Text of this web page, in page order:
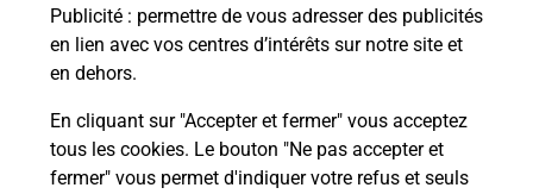
Publicité : permettre de vous adresser des publicités
en lien avec vos centres d’intérêts sur notre site et
en dehors.
En cliquant sur "Accepter et fermer" vous acceptez
tous les cookies. Le bouton "Ne pas accepter et
fermer" vous permet d'indiquer votre refus et seuls
Envoyer un colis
Vous souhaitez envoyer un colis depuis :
Découvrez toutes les solutions proposées par La
Poste.